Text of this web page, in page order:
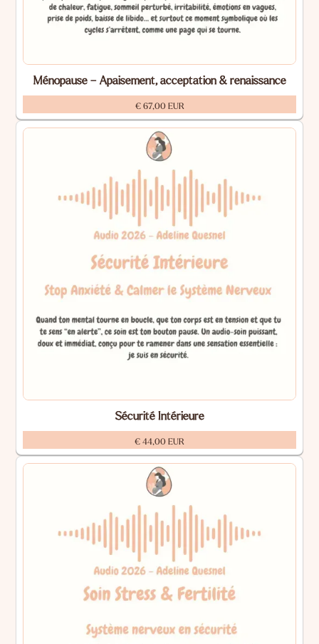
Ménopause – Apaisement, acceptation & renaissance
€ 67,00 EUR
Sécurité Intérieure
€ 44,00 EUR